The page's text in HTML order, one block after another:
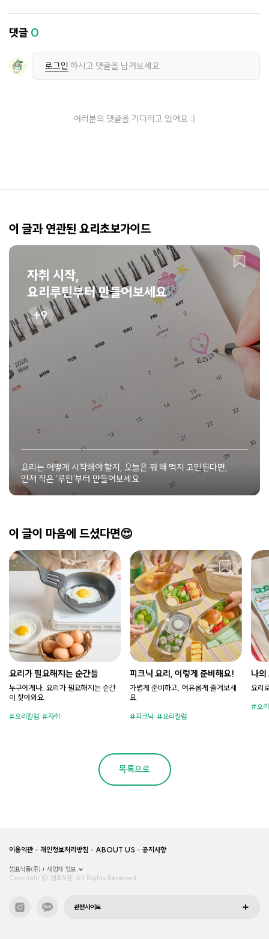
댓글 0
로그인 하시고 댓글을 남겨보세요.
여러분의 댓글을 기다리고 있어요 :)
이 글과 연관된 요리초보가이드
자취 시작,
요리루틴부터 만들어보세요
9
요리는 어떻게 시작해야 할지, 오늘은 뭐 해 먹지 고민된다면,
먼저 작은 '루틴'부터 만들어보세요.
이 글이 마음에 드셨다면😍
요리가 필요해지는 순간들
누구에게나, 요리가 필요해지는 순간
이 찾아와요.
요리칼럼 자취
피크닉 요리, 이렇게 준비해요!
가볍게 준비하고, 여유롭게 즐겨보세
요.
피크닉 요리칼럼
나의
요리
요
목록으로
이용약관 개인정보처리방침 ABOUT US 공지사항
샘표식품(주)
사업자 정보
Copyright © 샘표식품, All Rights Reserved.
관련사이트